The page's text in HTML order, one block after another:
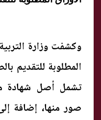
وكشفت وزارة
المطلوبة للتقديم